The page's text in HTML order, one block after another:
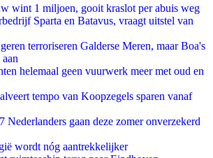
wint 1 miljoen, gooit kraslot per abuis weg
Sparta en Batavus, vraagt uitstel van
terroriseren Galderse Meren, maar Boa's
helemaal geen vuurwerk meer met oud en
tempo van Koopzegels sparen vanaf
Nederlanders gaan deze zomer onverzekerd
wordt nóg aantrekkelijker